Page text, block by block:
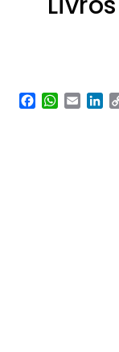
FacebookEmail